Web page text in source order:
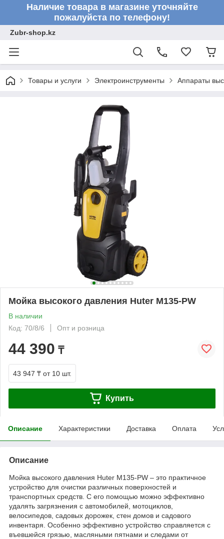
Наличие товара в магазине уточняйте
пожалуйста по телефону!
Zubr-shop.kz
Товары и услуги Электроинструменты Аппараты
Мойка высокого давления Huter M135-PW
В наличии
Код: 70/8/6
Опт и розница
44 390 ₸
43 947 ₸ от 10 шт.
Купить
Описание Характеристики Доставка Оплата
Описание
Мойка высокого давления Huter M135-PW – это практичное
устройство для очистки различных поверхностей и
транспортных средств. С его помощью можно эффективно
удалять загрязнения с автомобилей, мотоциклов,
велосипедов, садовых дорожек, стен домов и садового
инвентаря. Особенно эффективно устройство справляется с
въевшейся грязью, масляными пятнами и следами от